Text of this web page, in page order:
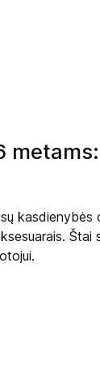
kasdienybės
Štai